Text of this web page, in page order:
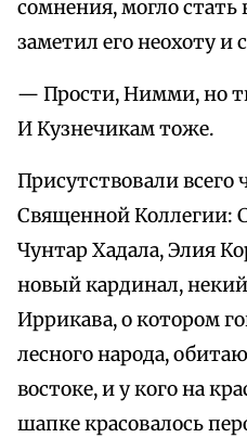
сомнения, могло
заметил его неохоту и
— Прости, Нимми, но
И Кузнечикам тоже.
Присутствовали всего
Священной Коллегии:
Чунтар Хадала, Элия
новый кардинал,
Иррикава, о котором
лесного народа,
востоке, и у кого на
шапке красовалось